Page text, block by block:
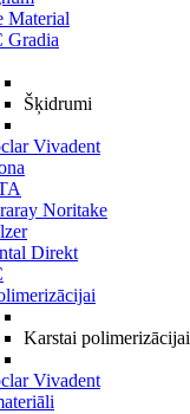
Material
Gradia
Šķidrumi
Vivadent
Noritake
Direkt
Karstai polimerizācijai
Vivadent